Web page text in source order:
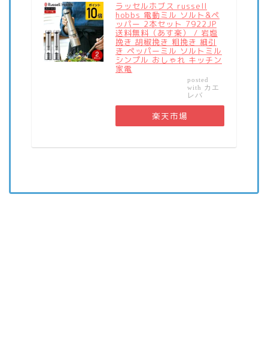
ラッセルホブス russell
hobbs 電動ミル ソルト&ペ
ッパー 2本セット 7922JP
送料無料（あす楽） / 岩塩
挽き 胡椒挽き 粗挽き 細引
き ペッパーミル ソルトミル
シンプル おしゃれ キッチン
家電
posted
with カエ
レバ
楽天市場